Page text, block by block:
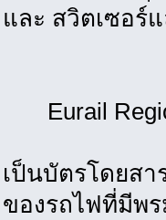
และ สวิตเซอร์
Eurail
เป็นบัตรโดยสา
ของรถไฟที่มีพ